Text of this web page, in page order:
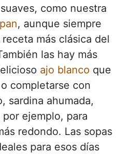
como nuestra
, aunque siempre
más clásica del
las hay más
ajo blanco que
completarse con
sardina ahumada,
ejemplo, para
redondo. Las sopas
para esos días